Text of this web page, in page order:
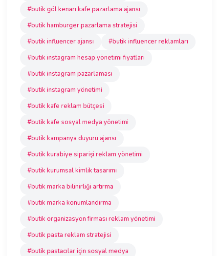
#butik göl kenarı kafe pazarlama ajansı
#butik hamburger pazarlama stratejisi
#butik influencer ajansı
#butik influencer reklamları
#butik instagram hesap yönetimi fiyatları
#butik instagram pazarlaması
#butik instagram yönetimi
#butik kafe reklam bütçesi
#butik kafe sosyal medya yönetimi
#butik kampanya duyuru ajansı
#butik kurabiye siparişi reklam yönetimi
#butik kurumsal kimlik tasarımı
#butik marka bilinirliği artırma
#butik marka konumlandırma
#butik organizasyon firması reklam yönetimi
#butik pasta reklam stratejisi
#butik pastacılar için sosyal medya